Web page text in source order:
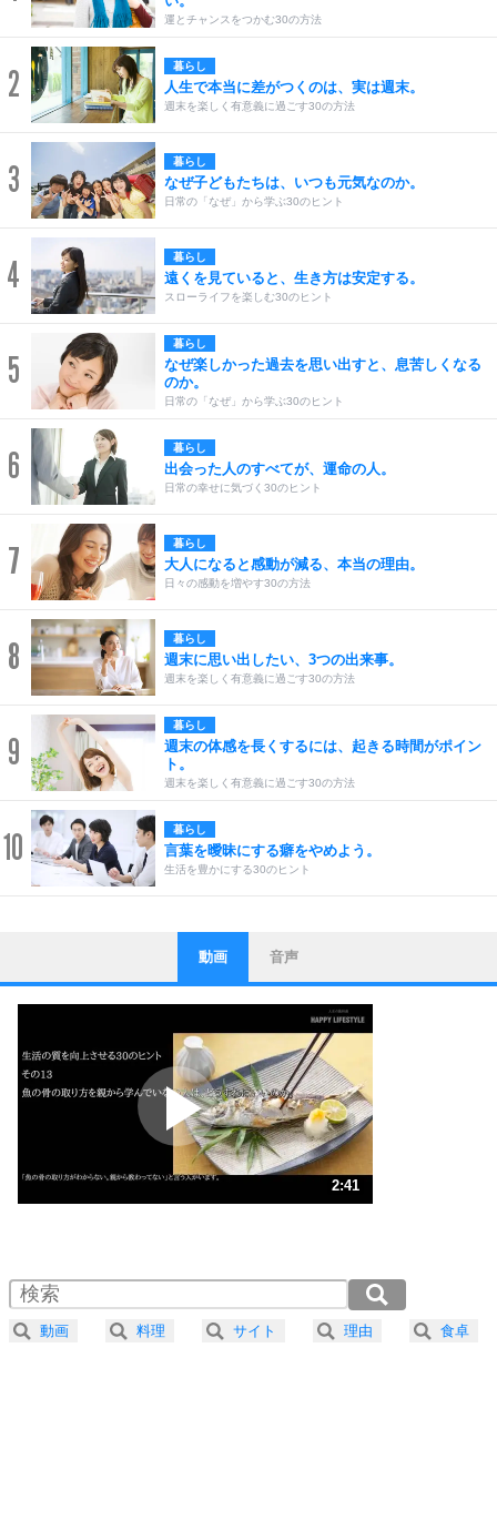
運とチャンスをつかむ30の方法
2 暮らし
人生で本当に差がつくのは、実は週末。
週末を楽しく有意義に過ごす30の方法
3 暮らし
なぜ子どもたちは、いつも元気なのか。
日常の「なぜ」から学ぶ30のヒント
4 暮らし
遠くを見ていると、生き方は安定する。
スローライフを楽しむ30のヒント
5
暮らし
なぜ楽しかった過去を思い出すと、息苦しくなる
のか。
日常の「なぜ」から学ぶ30のヒント
6 暮らし
出会った人のすべてが、運命の人。
日常の幸せに気づく30のヒント
7 暮らし
大人になると感動が減る、本当の理由。
日々の感動を増やす30の方法
8 暮らし
週末に思い出したい、3つの出来事。
週末を楽しく有意義に過ごす30の方法
9
暮らし
週末の体感を長くするには、起きる時間がポイン
ト。
週末を楽しく有意義に過ごす30の方法
10 暮らし
言葉を曖昧にする癖をやめよう。
生活を豊かにする30のヒント
1
ストレス対策
他人と比べない。
いっそのこと、他人を見ない。
いらいらしない人になる30の方法
プラス思考
ポジティブになれない原因は、行動しないから。
ポジティブ思考になる30の方法
ストレス対策
人生、なんとかなるもの。
気楽に生きる30の方法
4 器の大きい人は、怒りを優しさで表現する。
プラス思考
動画 音声
2:41
2.0倍速 （316KB 1分20秒）
2.5倍速 （253KB 1分4秒）
3.0倍速 （211KB 53秒）
動画 料理 サイト 理由 食卓